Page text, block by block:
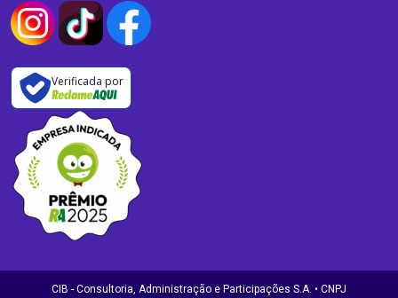
Verificada por
CIB - Consultoria, Administração e Participações S.A. • CNPJ